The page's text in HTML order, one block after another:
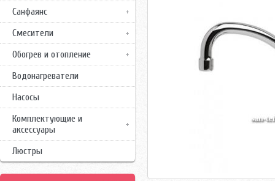
Санфаянс
Смесители
Обогрев и отопление
Водонагреватели
Насосы
Комплектующие и
аксессуары
Люстры